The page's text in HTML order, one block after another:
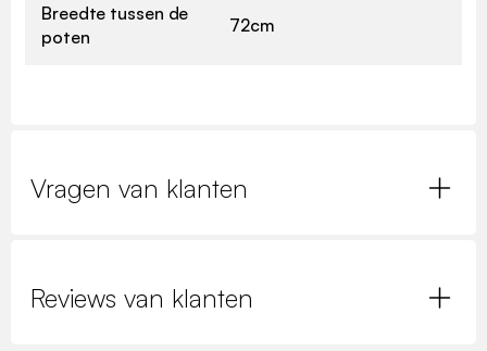
Breedte tussen de
poten
72cm
Vragen van klanten
Reviews van klanten